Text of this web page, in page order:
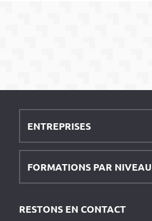
ENTREPRISES
FORMATIONS PAR NIVEAU
RESTONS EN CONTACT